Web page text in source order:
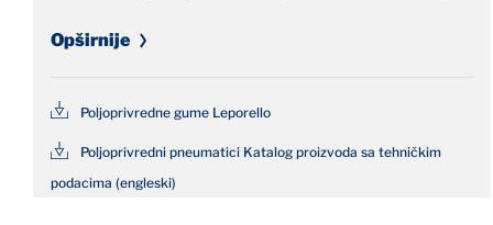
Opširnije
Poljoprivredne gume Leporello
Poljoprivredni pneumatici Katalog proizvoda sa tehničkim
podacima (engleski)